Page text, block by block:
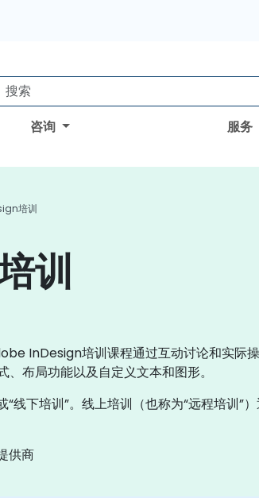
咨询 服务
培训
训
InDesign培训课程通过互动讨论和实
布局功能以及自定义文本和图形。
线下培训”。线上培训（也称为“远程培训”
供商